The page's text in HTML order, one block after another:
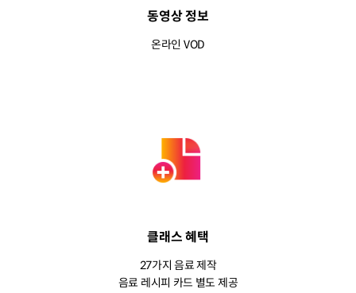
동영상 정보
온라인 VOD
클래스 혜택
27가지 음료 제작
음료 레시피 카드 별도 제공